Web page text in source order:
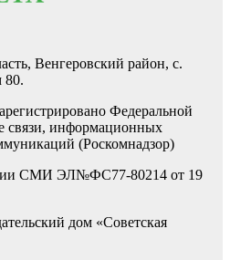
Венгеровский район, с.
80.
Федеральной
связи, информационных
(Роскомнадзор)
СМИ ЭЛ№ФС77-80214 от 19
дом «Советская